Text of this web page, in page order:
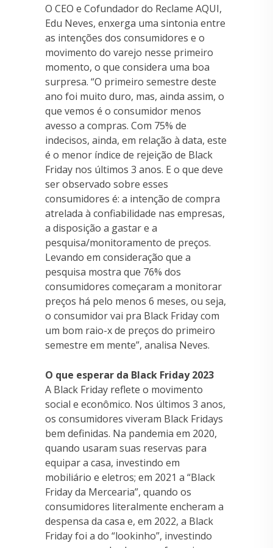
O CEO e Cofundador do Reclame AQUI,
Edu Neves, enxerga uma sintonia entre
as intenções dos consumidores e o
movimento do varejo nesse primeiro
momento, o que considera uma boa
surpresa. “O primeiro semestre deste
ano foi muito duro, mas, ainda assim, o
que vemos é o consumidor menos
avesso a compras. Com 75% de
indecisos, ainda, em relação à data, este
é o menor índice de rejeição de Black
Friday nos últimos 3 anos. E o que deve
ser observado sobre esses
consumidores é: a intenção de compra
atrelada à confiabilidade nas empresas,
a disposição a gastar e a
pesquisa/monitoramento de preços.
Levando em consideração que a
pesquisa mostra que 76% dos
consumidores começaram a monitorar
preços há pelo menos 6 meses, ou seja,
o consumidor vai pra Black Friday com
um bom raio-x de preços do primeiro
semestre em mente”, analisa Neves.
O que esperar da Black Friday 2023
A Black Friday reflete o movimento
social e econômico. Nos últimos 3 anos,
os consumidores viveram Black Fridays
bem definidas. Na pandemia em 2020,
quando usaram suas reservas para
equipar a casa, investindo em
mobiliário e eletros; em 2021 a “Black
Friday da Mercearia”, quando os
consumidores literalmente encheram a
despensa da casa e, em 2022, a Black
Friday foi a do “lookinho”, investindo